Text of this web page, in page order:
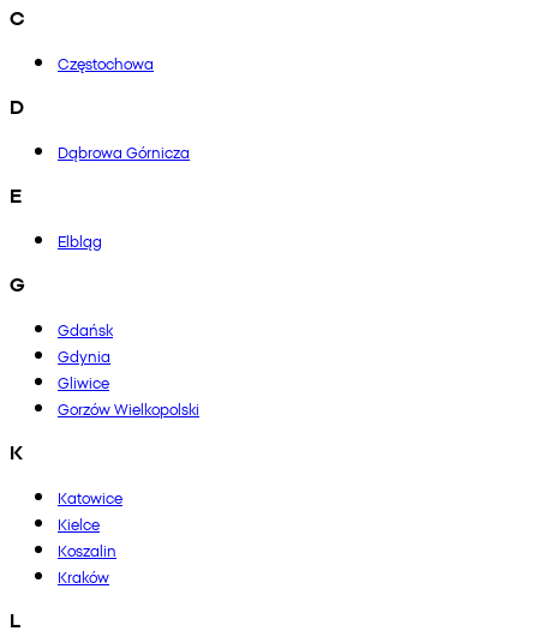
C
Częstochowa
D
Dąbrowa Górnicza
E
Elbląg
G
Gdańsk
Gdynia
Gliwice
Gorzów Wielkopolski
K
Katowice
Kielce
Koszalin
Kraków
L